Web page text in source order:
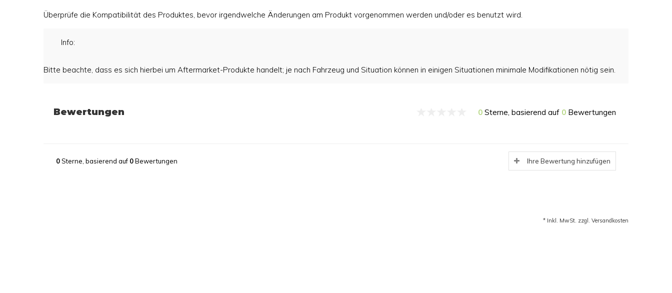
Überprüfe die Kompatibilität des Produktes, bevor irgendwelche Änderungen am Produkt vorgenommen werden und/oder es benutzt wird.
Info:
Bitte beachte, dass es sich hierbei um Aftermarket-Produkte handelt; je nach Fahrzeug und Situation können in einigen Situationen minimale Modifikationen nötig sein.
Bewertungen 0 Sterne, basierend auf 0 Bewertungen
0Sterne, basierend auf 0Bewertungen Ihre Bewertung hinzufügen
* Inkl. MwSt. zzgl. Versandkosten